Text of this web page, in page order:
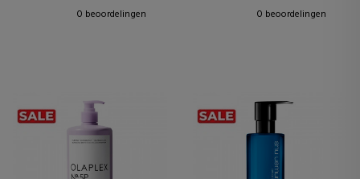
0 beoordelingen
0 beoordelingen